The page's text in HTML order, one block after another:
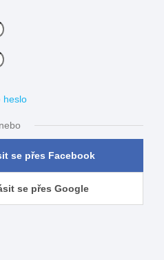
heslo
nebo
se přes Facebook
se přes Google